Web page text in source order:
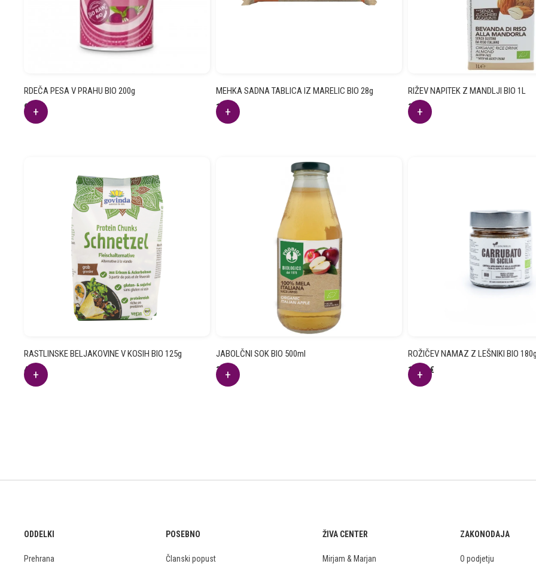
RDEČA PESA V PRAHU BIO 200g
9.46
€
MEHKA SADNA TABLICA IZ MARELIC BIO 28g
1.81
€
RIŽEV NAPITEK Z MANDLJI BIO 1L
3.37
€
RASTLINSKE BELJAKOVINE V KOSIH BIO 125g
4.12
€
JABOLČNI SOK BIO 500ml
3.52
€
ROŽIČEV NAMAZ Z LEŠNIKI BIO 180g
13.40€
ODDELKI
Prehrana
POSEBNO
Članski popust
ŽIVA CENTER
Mirjam & Marjan
ZAKONODAJA
O podjetju